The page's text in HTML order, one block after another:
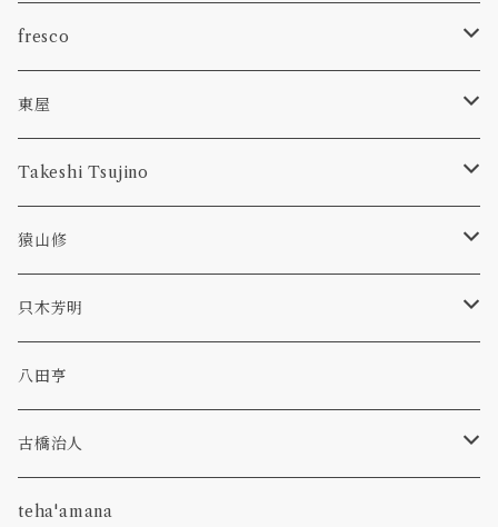
fresco
spora
1.9m
bowl
glass
kasumi
bowl
plate
dan
bottle
glass
p-bell
hibiki
corn
東屋
型皿
hagi
TAMAKI
Takeshi Tsujino
scavo
bottle
revival amber
primal
olive stained
bottle
faint white
猿山修
ryo
只木芳明
カトラリー
うつわ
花入れ
八田亨
古橋治人
キャンドルホルダー
teha'amana